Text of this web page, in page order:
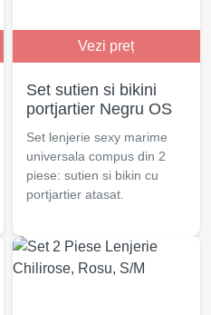
Vezi preț
Set sutien si bikini
portjartier Negru OS
Set lenjerie sexy marime
universala compus din 2
piese: sutien si bikin cu
portjartier atasat.